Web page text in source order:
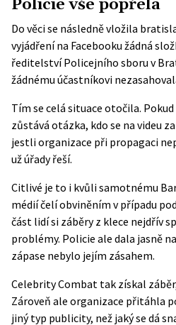
Policie vše popřela
Do věci se následně vložila
vyjádřenína Facebooku žádná
ředitelství Policejního sboru v
žádnému účastníkovi
Tím se celá situace otočila.
zůstává otázka, kdo se na videu
jestli organizace při propagaci
už úřady řeší.
Citlivé je to i kvůli samotnému
médií čelí obviněním v případu
část lidí si záběry z klece nejdřív
problémy. Policie ale dala jasně
zápase nebylo jejím zásahem.
Celebrity Combat tak získal
Zároveň ale organizace přitáhla
jiný typ publicity, než jaký se dá